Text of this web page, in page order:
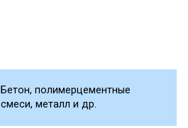
Бетон, полимерцементные
смеси, металл и др.